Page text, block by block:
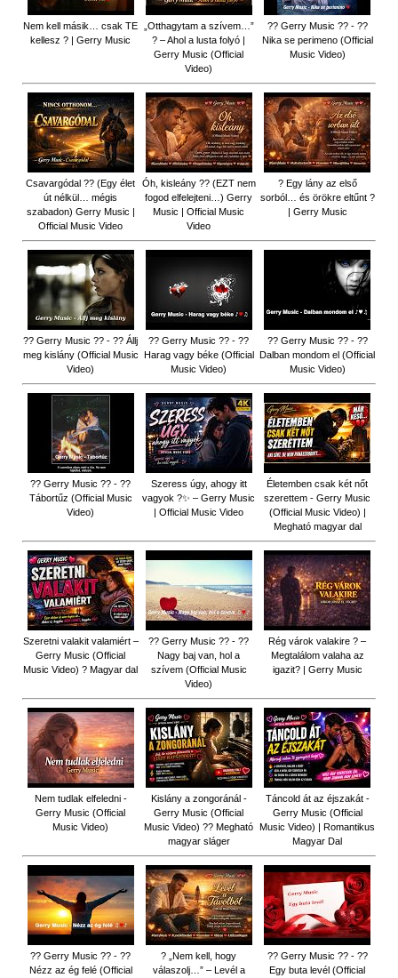
Nem kell másik… csak TE
kellesz ? | Gerry Music
„Otthagytam a szívem…”
? – Ahol a lusta folyó |
Gerry Music (Official
Video)
?? Gerry Music ?? - ??
Nika se perimeno (Official
Music Video)
Csavargódal ?? (Egy élet
út nélkül… mégis
szabadon) Gerry Music |
Official Music Video
Óh, kisleány ?? (EZT nem
fogod elfelejteni…) Gerry
Music | Official Music
Video
? Egy lány az első
sorból… és örökre eltűnt ?
| Gerry Music
?? Gerry Music ?? - ?? Állj
meg kislány (Official Music
Video)
?? Gerry Music ?? - ??
Harag vagy béke (Official
Music Video)
?? Gerry Music ?? - ??
Dalban mondom el (Official
Music Video)
?? Gerry Music ?? - ??
Tábortűz (Official Music
Video)
Szeress úgy, ahogy itt
vagyok ?✨ – Gerry Music
| Official Music Video
Életemben csak két nőt
szerettem - Gerry Music
(Official Music Video) |
Megható magyar dal
Szeretni valakit valamiért –
Gerry Music (Official
Music Video) ? Magyar dal
?? Gerry Music ?? - ??
Nagy baj van, hol a
szívem (Official Music
Video)
Rég várok valakire ? –
Megtalálom valaha az
igazit? | Gerry Music
Nem tudlak elfeledni -
Gerry Music (Official
Music Video)
Kislány a zongoránál -
Gerry Music (Official
Music Video) ?? Megható
magyar sláger
Táncold át az éjszakát -
Gerry Music (Official
Music Video) | Romantikus
Magyar Dal
?? Gerry Music ?? - ??
Nézz az ég felé (Official
? „Nem kell, hogy
válaszolj…” – Levél a
?? Gerry Music ?? - ??
Egy buta levél (Official